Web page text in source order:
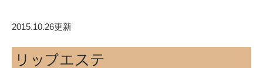
2015.10.26更新
リップエステ